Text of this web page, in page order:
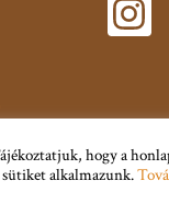
hogy a
sütiket alkalmazunk.